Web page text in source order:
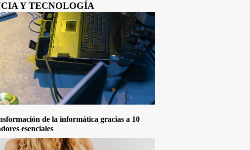
Y TECNOLOGÍA
de la informática gracias a 10
esenciales